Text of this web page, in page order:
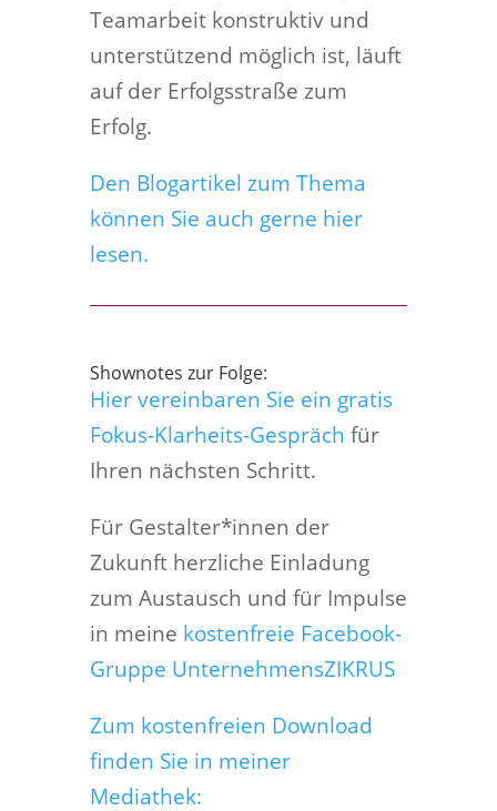
Teamarbeit konstruktiv und
unterstützend möglich ist, läuft
auf der Erfolgsstraße zum
Erfolg.
Den Blogartikel zum Thema
können Sie auch gerne hier
lesen.
Shownotes zur Folge:
Hier vereinbaren Sie ein gratis
Fokus-Klarheits-Gespräch für
Ihren nächsten Schritt.
Für Gestalter*innen der
Zukunft herzliche Einladung
zum Austausch und für Impulse
in meine kostenfreie Facebook-
Gruppe UnternehmensZIKRUS
Zum kostenfreien Download
finden Sie in meiner
Mediathek: